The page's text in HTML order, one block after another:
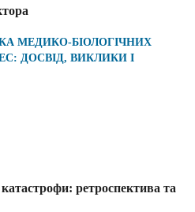
МЕДИКО-БІОЛОГІЧНИХ
ДОСВІД, ВИКЛИКИ І
ретроспектива та